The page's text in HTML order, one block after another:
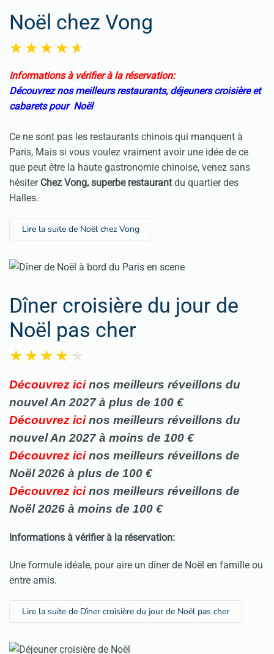
Noël chez Vong
Informations à vérifier à la réservation:
Découvrez nos meilleurs restaurants, déjeuners croisière et
cabarets pour Noël
Ce ne sont pas les restaurants chinois qui manquent à
Paris, Mais si vous voulez vraiment avoir une idée de ce
que peut être la haute gastronomie chinoise, venez sans
hésiter Chez Vong, superbe restaurantdu quartier des
Halles.
Lire la suite de Noël chez Vong
Dîner croisière du jour de
Noël pas cher
Découvrez icinos meilleurs réveillons du
nouvel An 2027 à plus de 100 €
Découvrez icinos meilleurs réveillons du
nouvel An 2027 à moins de 100 €
Découvrez icinos meilleurs réveillons de
Noël 2026 à plus de 100 €
Découvrez icinos meilleurs réveillons de
Noël 2026 à moins de 100 €
Informations à vérifier à la réservation:
Une formule idéale, pour aire un dîner de Noël en famille ou
entre amis.
Lire la suite de Dîner croisière du jour de Noël pas cher